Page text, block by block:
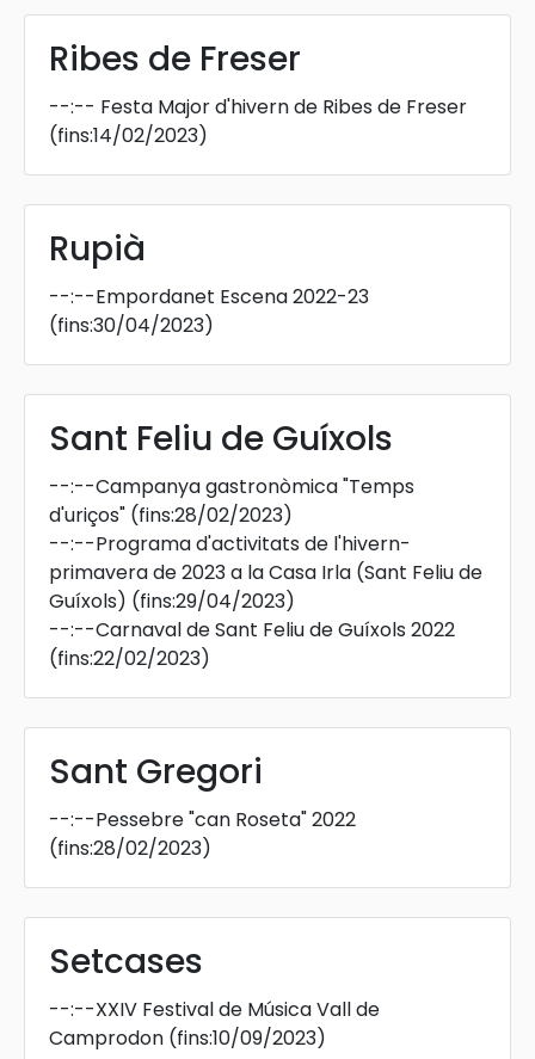
Ribes de Freser
--:-- Festa Major d'hivern de Ribes de Freser
(fins:14/02/2023)
Rupià
--:--Empordanet Escena 2022-23
(fins:30/04/2023)
Sant Feliu de Guíxols
--:--Campanya gastronòmica "Temps
d'uriços" (fins:28/02/2023)
--:--Programa d'activitats de l'hivern-
primavera de 2023 a la Casa Irla (Sant Feliu de
Guíxols) (fins:29/04/2023)
--:--Carnaval de Sant Feliu de Guíxols 2022
(fins:22/02/2023)
Sant Gregori
--:--Pessebre "can Roseta" 2022
(fins:28/02/2023)
Setcases
--:--XXIV Festival de Música Vall de
Camprodon (fins:10/09/2023)